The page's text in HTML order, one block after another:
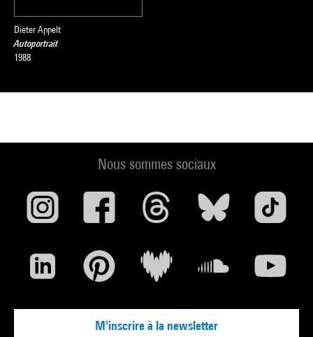
Dieter Appelt
Autoportrait
1988
Nous sommes sociaux
M'inscrire à la newsletter